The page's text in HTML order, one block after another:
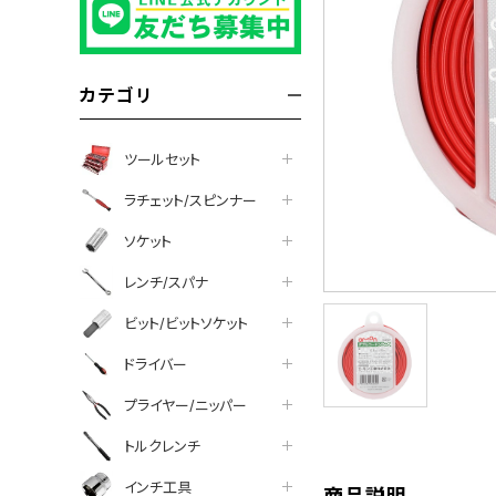
カテゴリ
ツールセット
ラチェット/スピンナー
ソケット
レンチ/スパナ
ビット/ビットソケット
ドライバー
プライヤー/ニッパー
トルクレンチ
インチ工具
facebook
line